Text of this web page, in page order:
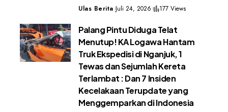
Ulas Berita Juli 24, 2026 177 Views
Palang Pintu Diduga Telat
Menutup! KA Logawa Hantam
Truk Ekspedisi di Nganjuk, 1
Tewas dan Sejumlah Kereta
Terlambat : Dan 7 Insiden
Kecelakaan Terupdate yang
Menggemparkan di Indonesia